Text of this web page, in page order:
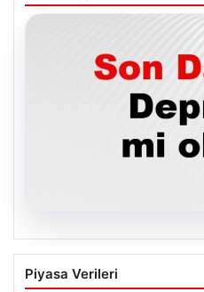
05.08.2026
05 Ağustos 2026
Depremler ve AFAD
Piyasa Verileri